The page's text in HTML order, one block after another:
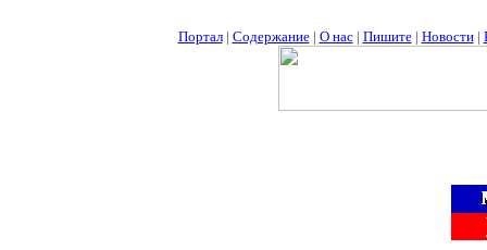
Портал| Содержание| О нас| Пишите| Новости|